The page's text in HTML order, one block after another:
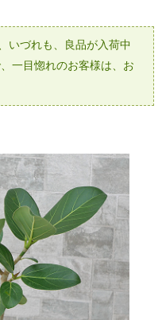
いづれも、良品が入荷中
一目惚れのお客様は、お